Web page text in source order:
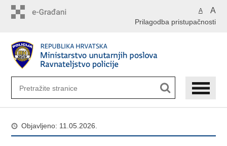
A A
Prilagodba pristupačnosti
Objavljeno: 11.05.2026.